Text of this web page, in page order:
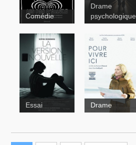
Comédie
Drame
psychologique
Essai Drame